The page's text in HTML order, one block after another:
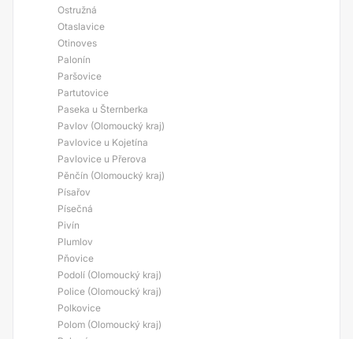
Ostružná
Otaslavice
Otinoves
Palonín
Paršovice
Partutovice
Paseka u Šternberka
Pavlov (Olomoucký kraj)
Pavlovice u Kojetína
Pavlovice u Přerova
Pěnčín (Olomoucký kraj)
Písařov
Písečná
Pivín
Plumlov
Pňovice
Podolí (Olomoucký kraj)
Police (Olomoucký kraj)
Polkovice
Polom (Olomoucký kraj)